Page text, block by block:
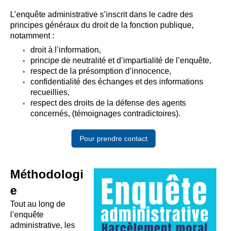
L’enquête administrative s’inscrit dans le cadre des
principes généraux du droit de la fonction publique,
notamment :
droit à l’information,
principe de neutralité et d’impartialité de l’enquête,
respect de la présomption d’innocence,
confidentialité des échanges et des informations
recueillies,
respect des droits de la défense des agents
concernés, (témoignages contradictoires).
Pour prendre contact
Méthodologi
e
Tout au long de
l’enquête
administrative, les